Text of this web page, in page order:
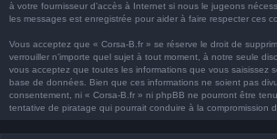
à votre fournisseur d’accès à Internet si nous le jugeons
les messages est enregistrée pour aider à faire respecter ces
Vous acceptez que « Corsa-B.fr » se réserve le droit de
verrouiller n’importe quel sujet à tout moment, à notre seule
vous acceptez que toutes les informations que vous saisissez
base de données. Bien que ces informations ne soient pas
consentement, ni « Corsa-B.fr » ni phpBB ne pourront être
tentative de piratage qui pourrait conduire à la compromission